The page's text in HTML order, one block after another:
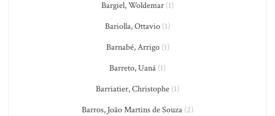
Bargiel, Woldemar (1)
Bariolla, Ottavio (1)
Barnabé, Arrigo(1)
Barreto, Uaná (1)
Barriatier, Christophe (1)
Barros, João Martins de Souza (2)